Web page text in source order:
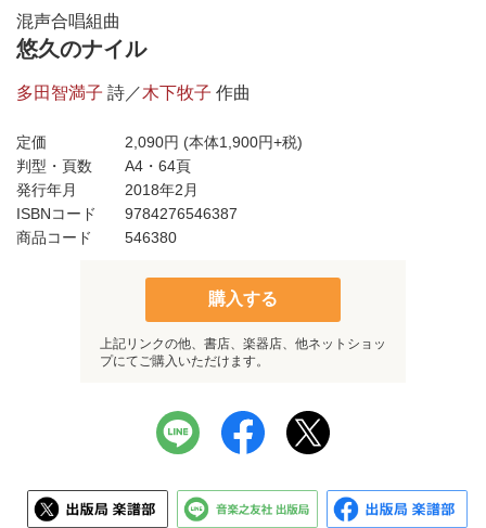
混声合唱組曲
悠久のナイル
多田智満子 詩／木下牧子 作曲
定価 2,090円 (本体1,900円+税)
判型・頁数
A4・64頁
発行年月
2018年2月
ISBNコード
9784276546387
商品コード
546380
購入する
上記リンクの他、書店、楽器店、他ネットショッ
プにてご購入いただけます。